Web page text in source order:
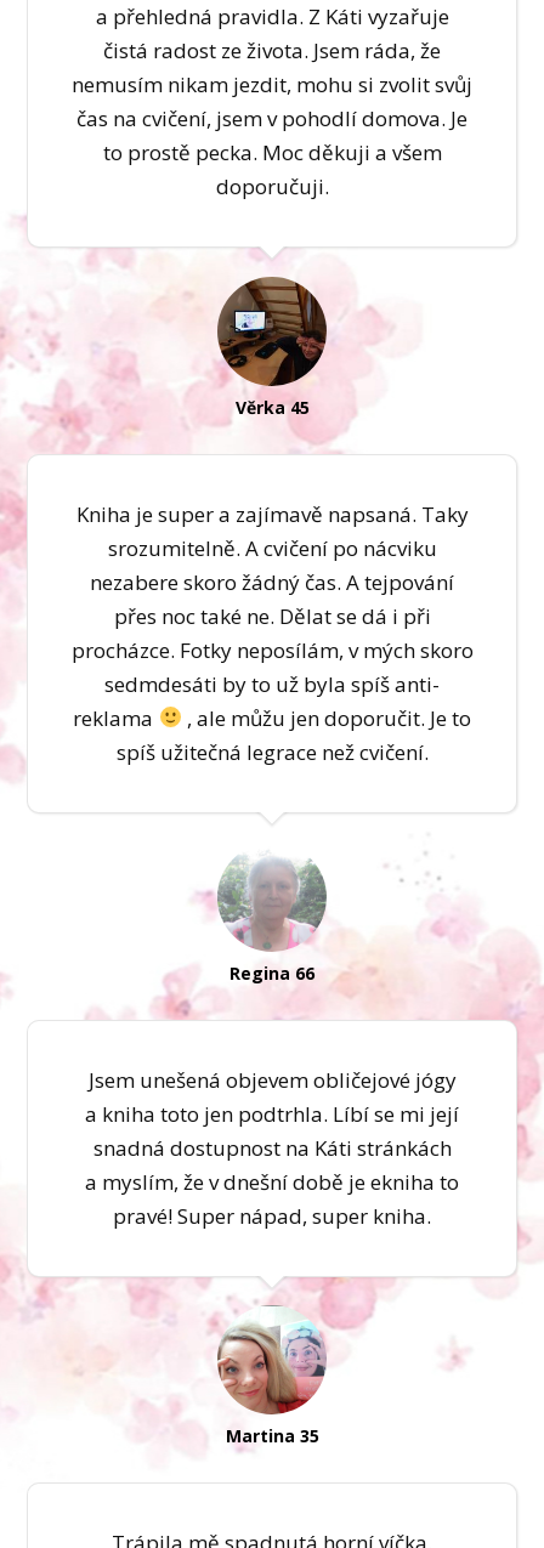
a přehledná pravidla. Z Káti vyzařuje
čistá radost ze života. Jsem ráda, že
nemusím nikam jezdit, mohu si zvolit svůj
čas na cvičení, jsem v pohodlí domova. Je
to prostě pecka. Moc děkuji a všem
doporučuji.
Věrka 45
Kniha je super a zajímavě napsaná. Taky
srozumitelně. A cvičení po nácviku
nezabere skoro žádný čas. A tejpování
přes noc také ne. Dělat se dá i při
procházce. Fotky neposílám, v mých skoro
sedmdesáti by to už byla spíš anti-
reklama
, ale můžu jen doporučit. Je to
spíš užitečná legrace než cvičení.
Regina 66
Jsem unešená objevem obličejové jógy
a kniha toto jen podtrhla. Líbí se mi její
snadná dostupnost na Káti stránkách
a myslím, že v dnešní době je ekniha to
pravé! Super nápad, super kniha.
Martina 35